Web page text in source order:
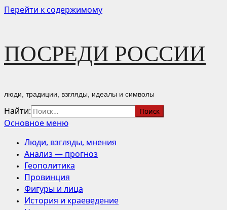
Перейти к содержимому
ПОСРЕДИ РОССИИ
люди, традиции, взгляды, идеалы и символы
Найти:
Основное меню
Люди, взгляды, мнения
Анализ — прогноз
Геополитика
Провинция
Фигуры и лица
История и краеведение